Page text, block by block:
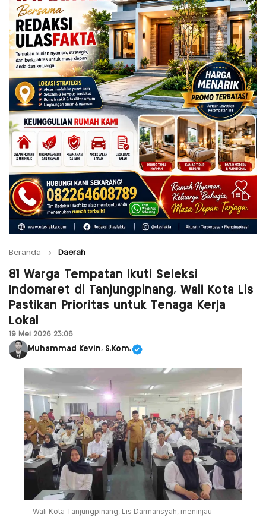
Beranda Daerah
81 Warga Tempatan Ikuti Seleksi
Indomaret di Tanjungpinang, Wali Kota Lis
Pastikan Prioritas untuk Tenaga Kerja
Lokal
19 Mei 2026 23:06
Muhammad Kevin, S.Kom.
Wali Kota Tanjungpinang, Lis Darmansyah, meninjau